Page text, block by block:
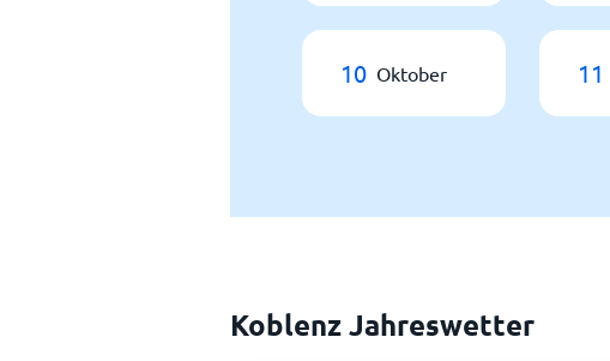
10 Oktober 11
Koblenz Jahreswetter